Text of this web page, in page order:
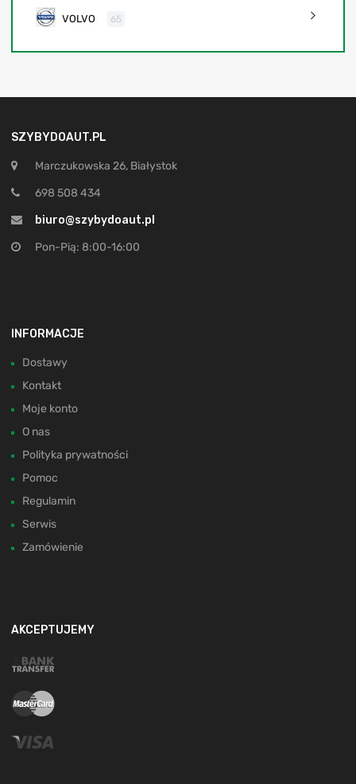
VOLVO 65
SZYBYDOAUT.PL
Marczukowska 26, Białystok
698 508 434
biuro@szybydoaut.pl
Pon-Pią: 8:00-16:00
INFORMACJE
Dostawy
Kontakt
Moje konto
O nas
Polityka prywatności
Pomoc
Regulamin
Serwis
Zamówienie
AKCEPTUJEMY